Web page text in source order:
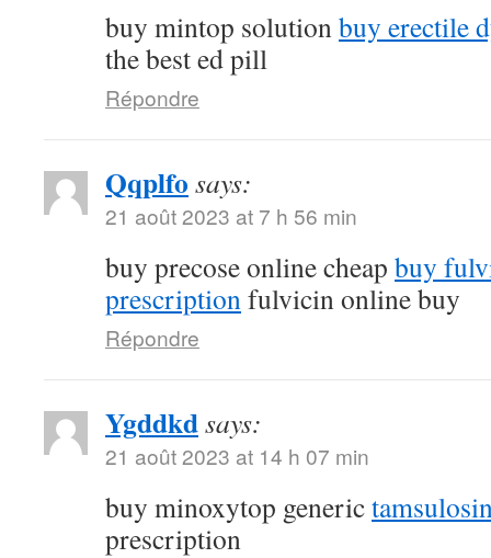
buy mintop solutionbuy erectile
the best ed pill
Répondre
Qqplfo says:
21 août 2023 at 7 h 56 min
buy precose online cheap buy
prescriptionfulvicin online buy
Répondre
Ygddkdsays:
21 août 2023 at 14 h 07 min
buy minoxytop generic
prescription